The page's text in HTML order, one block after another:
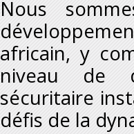
Nous
africain, y
niveau de
sécuritaire
défis de la